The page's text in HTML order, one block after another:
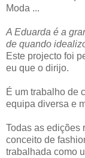
Moda ...
A Eduarda é a
de quando
Este projecto foi
eu que o dirijo.
É um trabalho de
equipa diversa e
Todas as edições
conceito de
trabalhada como